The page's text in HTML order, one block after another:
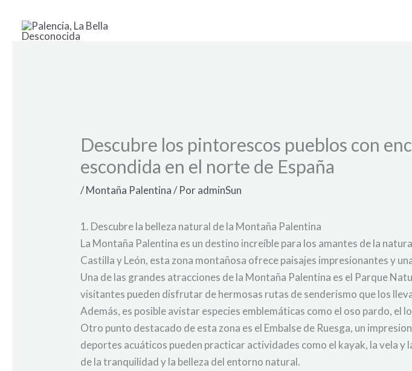
contenido
Descubre los pintorescos pueblos con
escondida en el norte de España
/Montaña Palentina/ PoradminSun
1. Descubre la belleza natural de la Montaña Palentina
La Montaña Palentina es un destino increíble para los amantes de la
Castilla y León, esta zona montañosa ofrece paisajes impresionantes y
Una de las grandes atracciones de la Montaña Palentina es el Parque
visitantes pueden disfrutar de hermosas rutas de senderismo que los
Además, es posible avistar especies emblemáticas como el oso pardo, el
Otro punto destacado de esta zona es el Embalse de Ruesga, un
deportes acuáticos pueden practicar actividades como el kayak, la vela
de la tranquilidad y la belleza del entorno natural.